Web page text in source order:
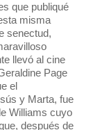
que publiqué
misma
senectud,
llevó al cine
Page
el
y Marta, fue
Williams cuyo
después de